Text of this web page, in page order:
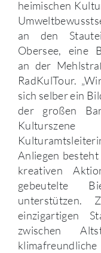
heimischen
an den
Obersee, eine
an der
RadKulTour.
sich selber ein
der großen
Anliegen
kreativen
gebeutelte
unterstützen.
einzigartigen
zwischen